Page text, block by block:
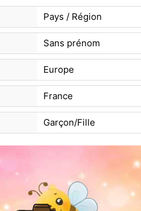
Pays / Région
Sans prénom
Europe
France
Garçon/Fille